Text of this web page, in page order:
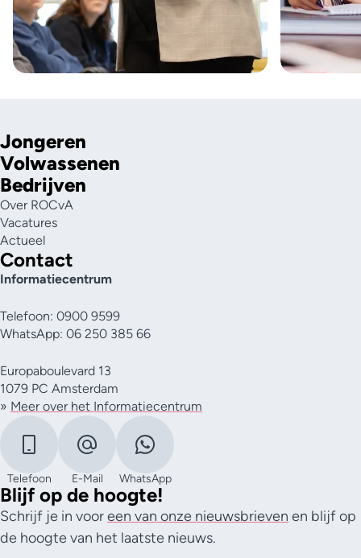
Jongeren
Volwassenen
Bedrijven
Over ROCvA
Vacatures
Actueel
Contact
Informatiecentrum
Telefoon: 0900 9599
WhatsApp: 06 250 385 66
Europaboulevard 13
1079 PC Amsterdam
» Meer over het Informatiecentrum
Telefoon E-Mail WhatsApp
Blijf op de hoogte!
Schrijf je in vooreen van onze nieuwsbrieven en blijf op
de hoogte van het laatste nieuws.